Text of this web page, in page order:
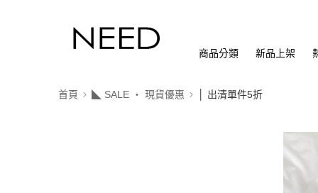
商品分類 新品上架
首頁 ◣ SALE ‧ 現貨優惠 │ 出清單件5折